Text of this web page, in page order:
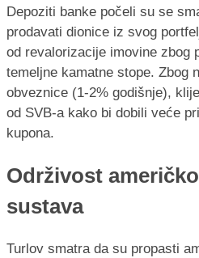
Depoziti banke počeli su se
prodavati dionice iz svog
od revalorizacije imovine zbog
temeljne kamatne stope. Zbog
obveznice (1-2% godišnje),
od SVB-a kako bi dobili veće
kupona.
Održivost
sustava
Turlov smatra da su propasti